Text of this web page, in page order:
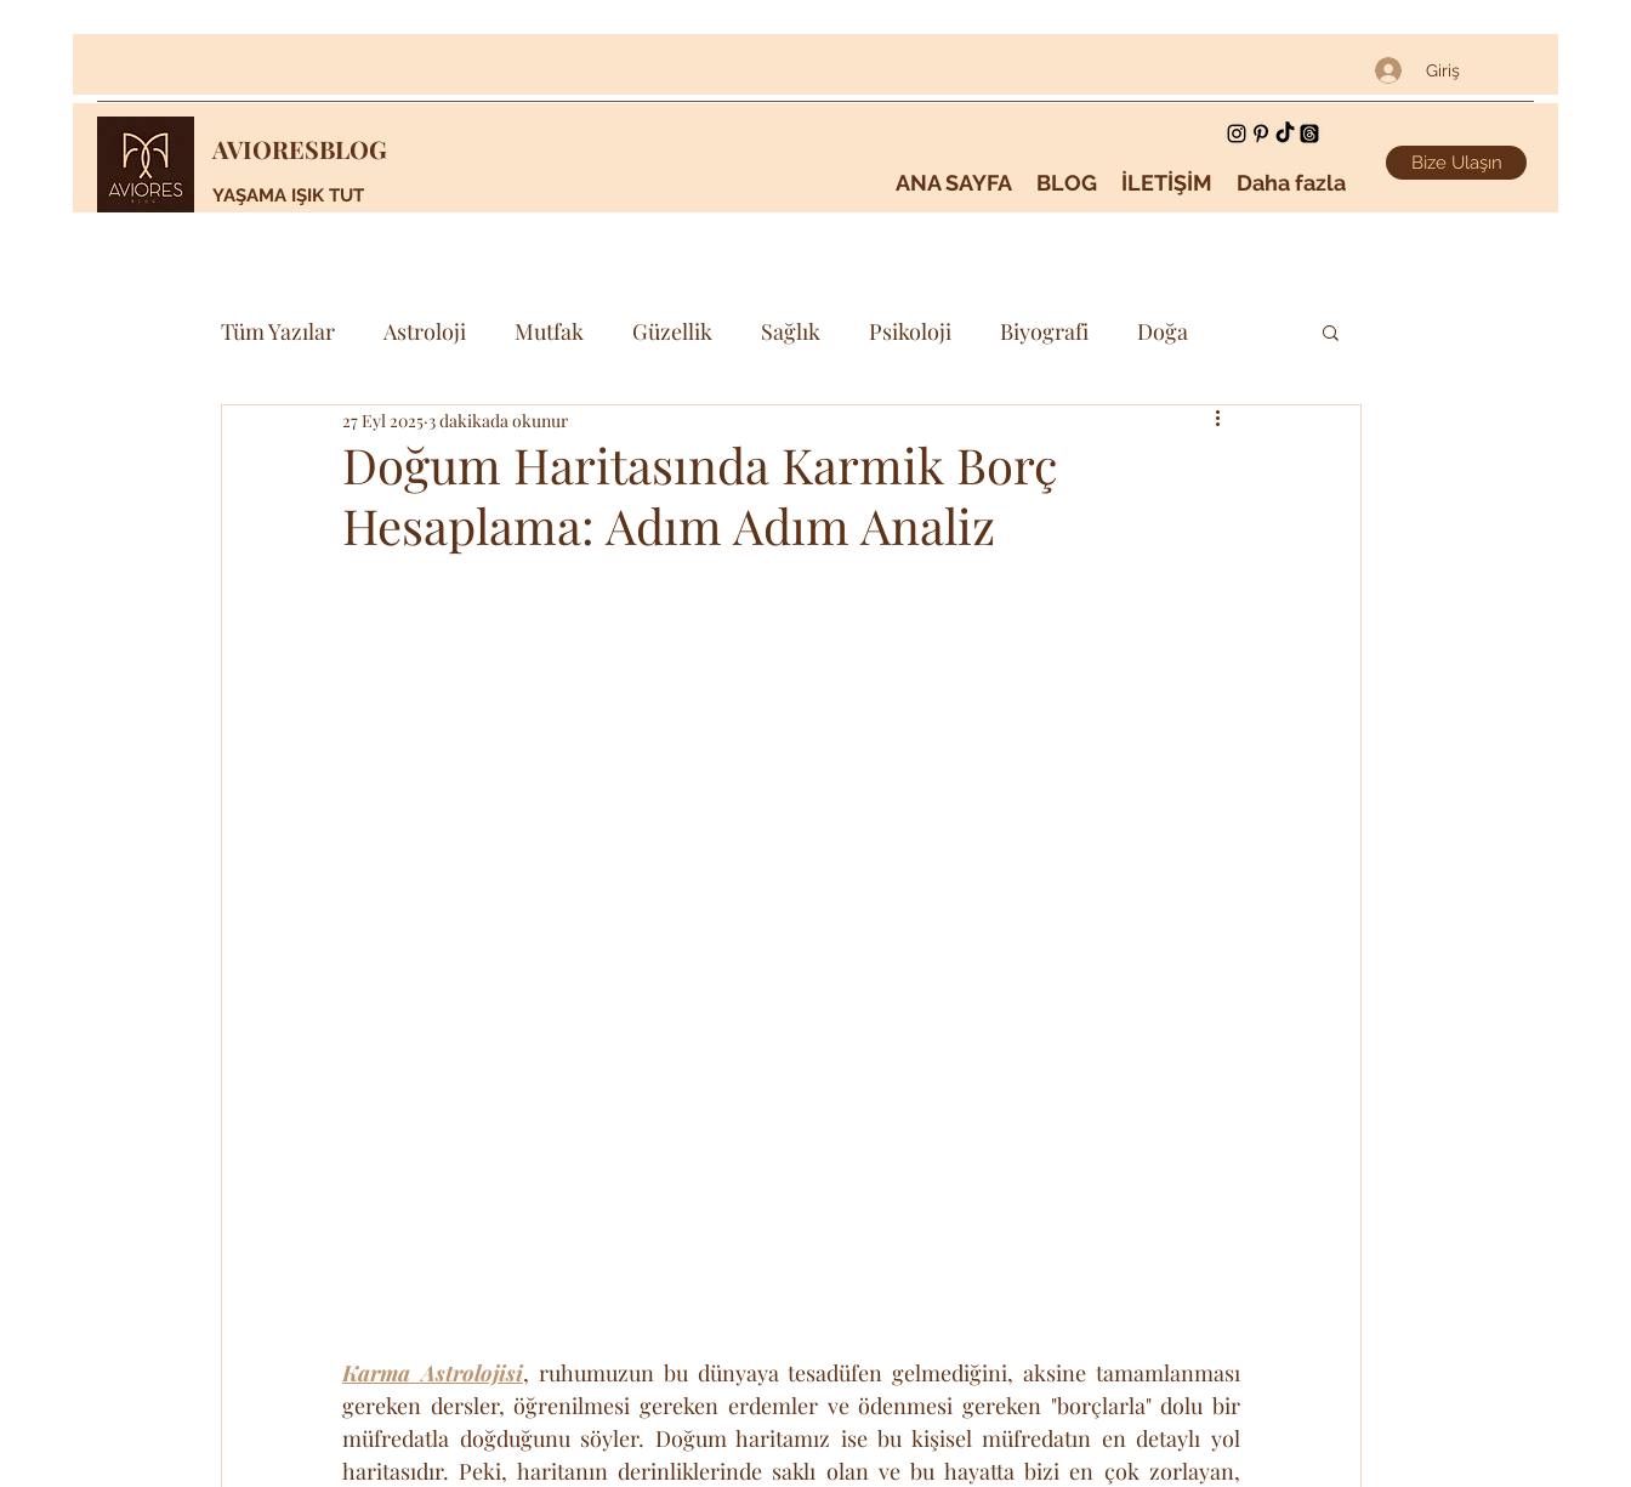
Giriş
AVIORESBLOG
YAŞAMA IŞIK TUT ANA SAYFA BLOG İLETİŞİM Daha fazla
Bize Ulaşın
Tüm Yazılar Astroloji Mutfak Güzellik Sağlık Psikoloji Biyografi Doğa
Bilim & Teknoloji Sanat & Kültür
Doğum Haritasında Karmik Borç
Hesaplama: Adım Adım Analiz
27 Eyl 2025 3 dakikada okunur
Karma Astrolojisi, ruhumuzun bu dünyaya tesadüfen gelmediğini, aksine tamamlanması
gereken dersler, öğrenilmesi gereken erdemler ve ödenmesi gereken "borçlarla" dolu bir
müfredatla doğduğunu söyler. Doğum haritamız ise bu kişisel müfredatın en detaylı yol
haritasıdır. Peki, haritanın derinliklerinde saklı olan ve bu hayatta bizi en çok zorlayan,